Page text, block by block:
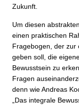
Zukunft.
Um diesen
einen praktischen
Fragebogen, der zur
geben soll, die
Bewusstsein zu
Fragen
denn wie Andreas
„Das integrale